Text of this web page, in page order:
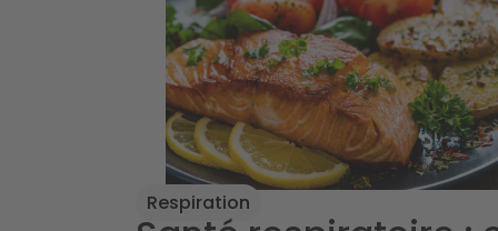
Respiration